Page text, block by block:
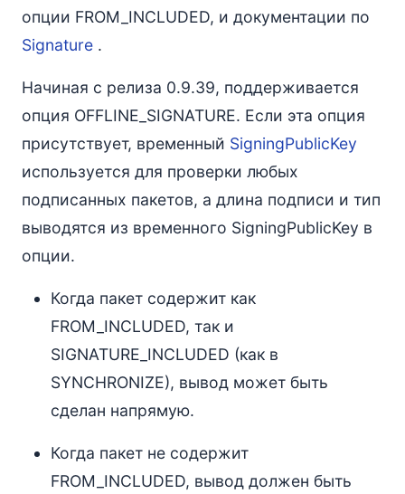
опции FROM_INCLUDED, и документации по
Signature .
Начиная с релиза 0.9.39, поддерживается
опция OFFLINE_SIGNATURE. Если эта опция
присутствует, временный SigningPublicKey
используется для проверки любых
подписанных пакетов, а длина подписи и тип
выводятся из временного SigningPublicKey в
опции.
Когда пакет содержит как
FROM_INCLUDED, так и
SIGNATURE_INCLUDED (как в
SYNCHRONIZE), вывод может быть
сделан напрямую.
Когда пакет не содержит
FROM_INCLUDED, вывод должен быть